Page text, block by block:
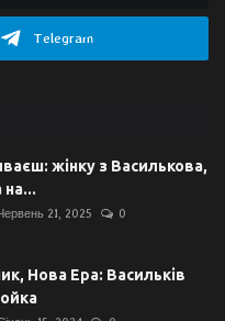
Telegram
жінку з Василькова,
21, 2025 0
Нова Ера: Васильків